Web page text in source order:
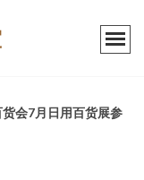
会7月日用百货展参